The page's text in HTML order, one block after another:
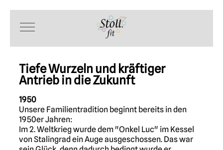
Mobile Menu Toggle
Tiefe Wurzeln und kräftiger
Antrieb in die Zukunft
1950
Unsere Familientradition beginnt bereits in den
1950er Jahren:
Im 2. Weltkrieg wurde dem "Onkel Luc" im Kessel
von Stalingrad ein Auge ausgeschossen. Das war